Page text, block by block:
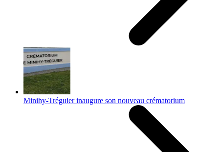
Minihy-Tréguier inaugure son nouveau crématorium